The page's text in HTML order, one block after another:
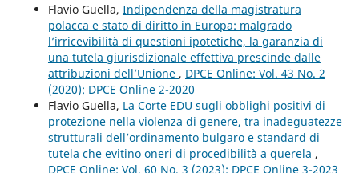
Flavio Guella, Indipendenza della magistratura
polacca e stato di diritto in Europa: malgrado
l’irricevibilità di questioni ipotetiche, la garanzia di
una tutela giurisdizionale effettiva prescinde dalle
attribuzioni dell’Unione , DPCE Online: Vol. 43 No. 2
(2020): DPCE Online 2-2020
Flavio Guella, La Corte EDU sugli obblighi positivi di
protezione nella violenza di genere, tra inadeguatezze
strutturali dell’ordinamento bulgaro e standard di
tutela che evitino oneri di procedibilità a querela ,
DPCE Online: Vol. 60 No. 3 (2023): DPCE Online 3-2023